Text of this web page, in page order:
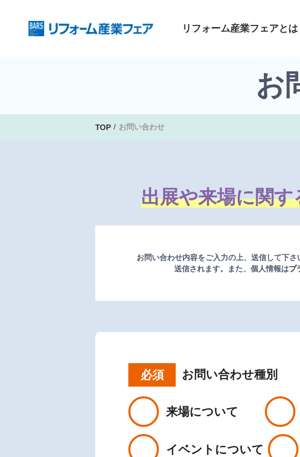
リフォーム産業フェアとは
お
TOP お問い合わせ
出展や来場に関す
お問い合わせ内容をご入力の上、送信して下さ
送信されます。
また、個人情報はプ
必須 お問い合わせ種別
来場について
イベントについて